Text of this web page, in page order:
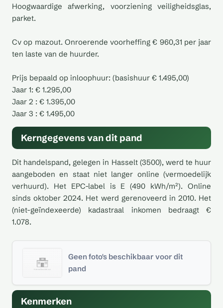
Hoogwaardige afwerking, voorziening veiligheidsglas,
parket.
Cv op mazout. Onroerende voorheffing € 960,31 per jaar
ten laste van de huurder.
Prijs bepaald op inloophuur: (basishuur € 1.495,00)
Jaar 1: € 1.295,00
Jaar 2 : € 1.395,00
Jaar 3 : € 1.495,00
Kerngegevens van dit pand
Dit handelspand, gelegen in Hasselt (3500), werd te huur
aangeboden en staat niet langer online (vermoedelijk
verhuurd). Het EPC-label is E (490 kWh/m²). Online
sinds oktober 2024. Het werd gerenoveerd in 2010. Het
(niet-geïndexeerde) kadastraal inkomen bedraagt €
1.078.
Geen foto's beschikbaar voor dit
pand
Kenmerken